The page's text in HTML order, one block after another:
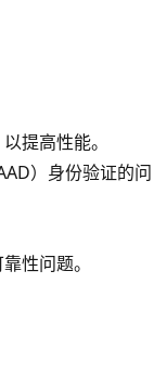
提高性能。
）身份验证的问
性问题。